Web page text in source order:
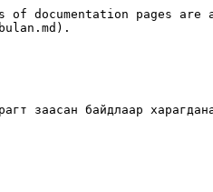
documentation pages are
заасан байдлаар